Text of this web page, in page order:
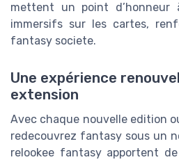
mettent un point d’honneur
immersifs sur les cartes,
fantasy societe.
Une expérience
extension
Avec chaque nouvelle edition
redecouvrez fantasy sous un
relookee fantasy apportent